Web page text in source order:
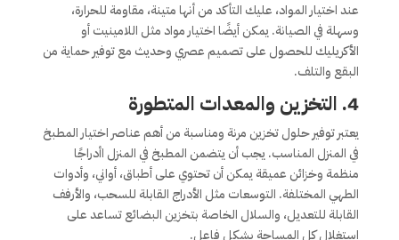
عند اختيار المواد، عليك التأكد من أنها متينة، مقاومة للحرارة،
وسهلة في الصيانة. يمكن أيضًا اختيار مواد مثل اللامينيت أو
الأكريليك للحصول على تصميم عصري وحديث مع توفير حماية من
البقع والتلف.
4. التخزين والمعدات المتطورة
يعتبر توفير حلول تخزين مرنة ومناسبة من أهم عناصر اختيار المطبخ
في المنزل المناسب. يجب أن يتضمن المطبخ في المنزل اأدراجًا
منظمة وخزائن عميقة يمكن أن تحتوي على أطباق، أواني، وأدوات
الطهي المختلفة. التوسعات مثل الأدراج القابلة للسحب، والأرفف
القابلة للتعديل، والسلال الخاصة بتخزين البضائع تساعد على
استغلال كل المساحة بشكل فاعل.